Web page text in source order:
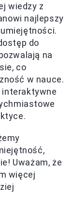
wiedzy z
najlepszy
do
na
co
w nauce.
interaktywne
Uważam, że
więcej